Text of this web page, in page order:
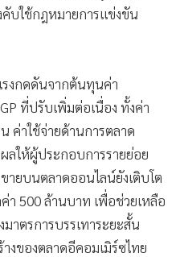
บใช้กฎหมายการแข่งขัน
งกดดันจากต้นทุนค่า
ที่ปรับเพิ่มต่อเนื่อง ทั้งค่า
ค่าใช้จ่ายด้านการตลาด
ลให้ผู้ประกอบการรายย่อย
ยบนตลาดออนไลน์ยังเติบโต
า 500 ล้านบาท เพื่อช่วยเหลือ
มาตรการบรรเทาระยะสั้น
งของตลาดอีคอมเมิร์ซไทย